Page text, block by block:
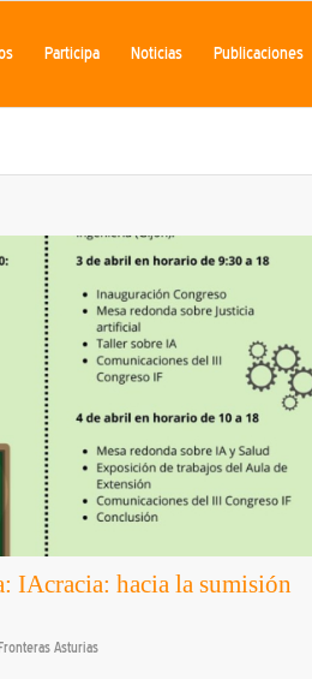
Participa Noticias Publicaciones
IAcracia: hacia la sumisión
Asturias